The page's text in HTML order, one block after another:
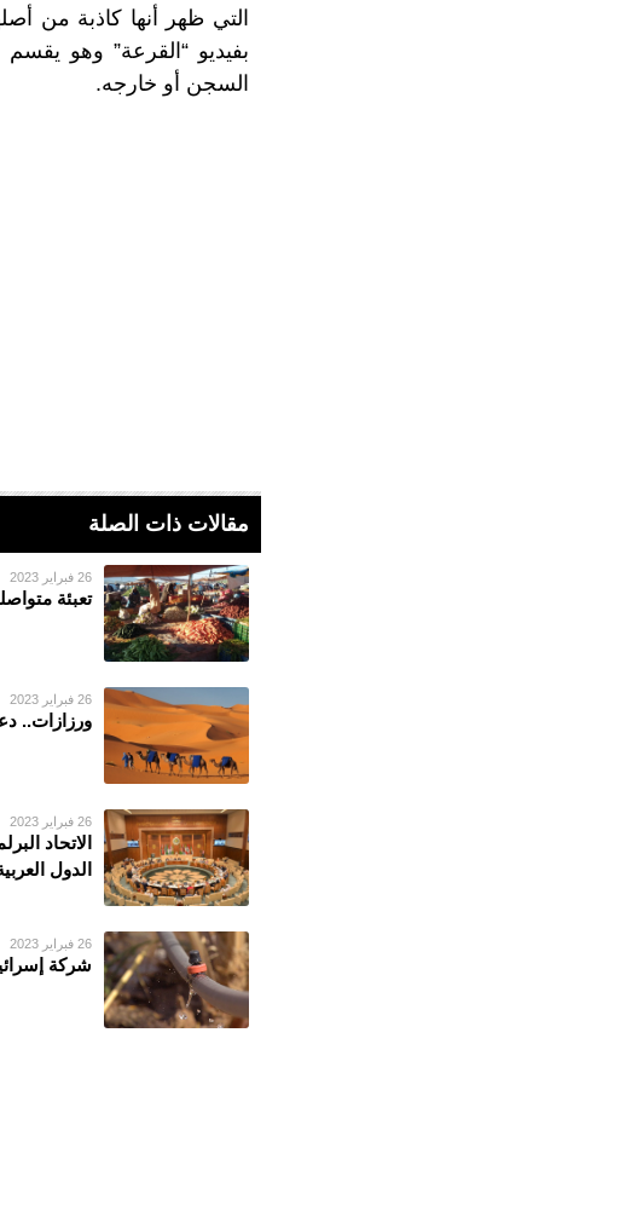
التي ظهر أنها كاذبة من
بفيديو “القرعة” وهو
السجن أو خارجه.
مقالات ذات الصلة
26 فبراير 2023
تعبئة
26 فبراير 2023
ورزازات..
26 فبراير 2023
الاتحاد
الدول
26 فبراير 2023
شركة